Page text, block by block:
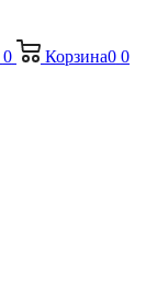
0 Корзина0 0